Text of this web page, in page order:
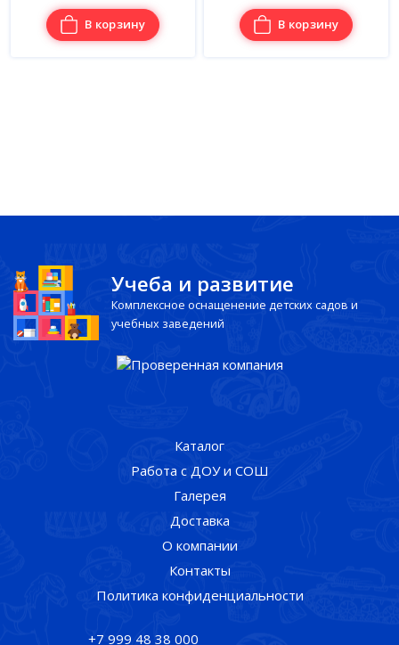
В корзину В корзину
Учеба и развитие
Комплексное оснащенение детских садов и
учебных заведений
Каталог
Работа с ДОУ и СОШ
Галерея
Доставка
О компании
Контакты
Политика конфиденциальности
+7 999 48 38 000